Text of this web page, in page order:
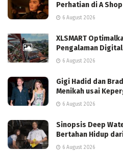
Perhatian di A
6 August 2026
XLSMART
Pengalaman
6 August 2026
Gigi Hadid dan
Menikah usai
6 August 2026
Sinopsis Deep
Bertahan Hidup
6 August 2026